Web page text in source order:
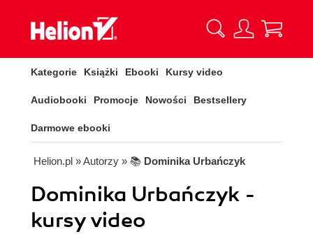
Kategorie Książki Ebooki Kursy video
Audiobooki Promocje Nowości Bestsellery
Darmowe ebooki
Helion.pl » Autorzy » 📚 Dominika Urbańczyk
Dominika Urbańczyk -
kursy video